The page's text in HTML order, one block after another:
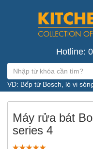
Hotline:
VD: Bếp từ Bosch, lò vi
Máy rửa bát
series 4